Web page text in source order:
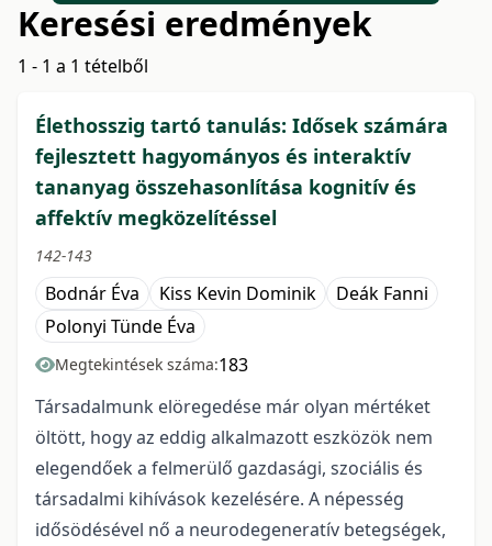
Keresési eredmények
1 - 1 a 1 tételből
Élethosszig tartó tanulás: Idősek számára
fejlesztett hagyományos és interaktív
tananyag összehasonlítása kognitív és
affektív megközelítéssel
142-143
Bodnár Éva Kiss Kevin Dominik
Deák Fanni
Polonyi Tünde Éva
Megtekintések száma:183
Társadalmunk elöregedése már olyan mértéket
öltött, hogy az eddig alkalmazott eszközök nem
elegendőek a felmerülő gazdasági, szociális és
társadalmi kihívások kezelésére. A népesség
idősödésével nő a neurodegeneratív betegségek,